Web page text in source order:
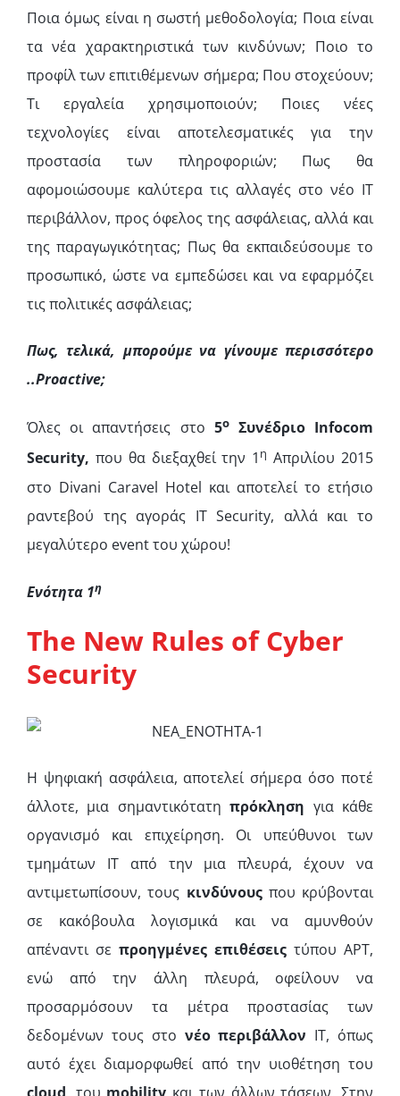
Ποια όμως είναι η σωστή μεθοδολογία; Ποια είναι
τα νέα χαρακτηριστικά των κινδύνων; Ποιο το
προφίλ των επιτιθέμενων σήμερα; Που στοχεύουν;
Τι εργαλεία χρησιμοποιούν; Ποιες νέες
τεχνολογίες είναι αποτελεσματικές για την
προστασία των πληροφοριών; Πως θα
αφομοιώσουμε καλύτερα τις αλλαγές στο νέο ΙΤ
περιβάλλον, προς όφελος της ασφάλειας, αλλά και
της παραγωγικότητας; Πως θα εκπαιδεύσουμε το
προσωπικό, ώστε να εμπεδώσει και να εφαρμόζει
τις πολιτικές ασφάλειας;
Πως, τελικά, μπορούμε να γίνουμε περισσότερο
..Proactive;
Όλες οι απαντήσεις στο 5οΣυνέδριο Infocom
Security, που θα διεξαχθεί την 1 η Απριλίου 2015
στο Divani Caravel Hotel και αποτελεί το ετήσιο
ραντεβού της αγοράς IT Security, αλλά και το
μεγαλύτερο event του χώρου!
Ενότητα 1η
The New Rules of Cyber
Security
Η ψηφιακή ασφάλεια, αποτελεί σήμερα όσο ποτέ
άλλοτε, μια σημαντικότατηπρόκληση για κάθε
οργανισμό και επιχείρηση. Οι υπεύθυνοι των
τμημάτων IT από την μια πλευρά, έχουν να
αντιμετωπίσουν, τους κινδύνουςπου κρύβονται
σε κακόβουλα λογισμικά και να αμυνθούν
απέναντι σε προηγμένες επιθέσεις τύπου APT,
ενώ από την άλλη πλευρά, οφείλουν να
προσαρμόσουν τα μέτρα προστασίας των
δεδομένων τους στο νέο περιβάλλον IT, όπως
αυτό έχει διαμορφωθεί από την υιοθέτηση του